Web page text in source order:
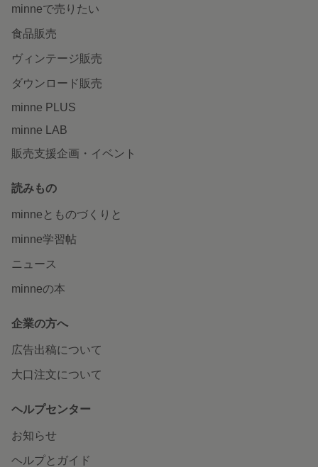
minneで売りたい
食品販売
ヴィンテージ販売
ダウンロード販売
minne PLUS
minne LAB
販売支援企画・イベント
読みもの
minneとものづくりと
minne学習帖
ニュース
minneの本
企業の方へ
広告出稿について
大口注文について
ヘルプセンター
お知らせ
ヘルプとガイド